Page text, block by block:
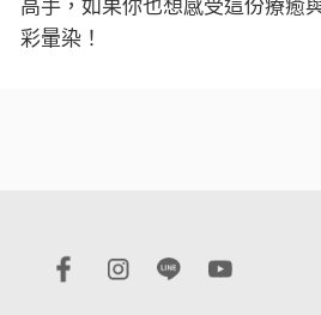
高手，如果你也想感受這份療癒
彩暈染！